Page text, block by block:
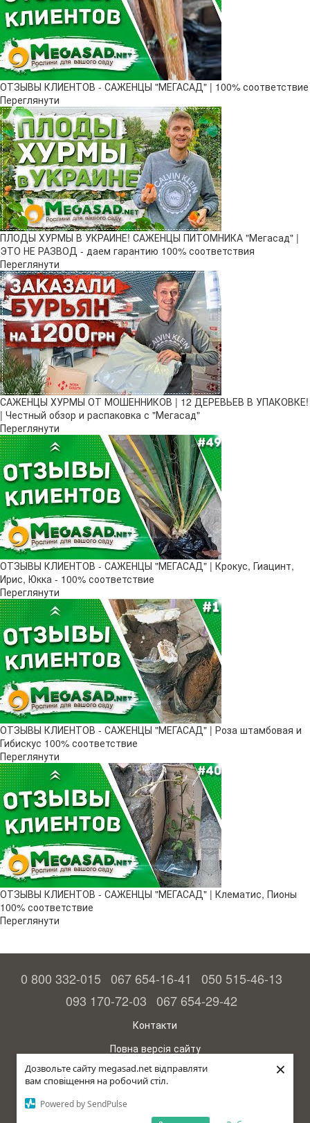
Дозвольте сайту megasad.net відправляти
вам сповіщення на робочий стіл.
Powered by SendPulse
×
ОТЗЫВЫ КЛИЕНТОВ - САЖЕНЦЫ "МЕГАСАД" | 100% соответствие
Переглянути
ПЛОДЫ ХУРМЫ В УКРАИНЕ! САЖЕНЦЫ ПИТОМНИКА "Мегасад" |
ЭТО НЕ РАЗВОД - даем гарантию 100% соответствия
Переглянути
САЖЕНЦЫ ХУРМЫ ОТ МОШЕННИКОВ | 12 ДЕРЕВЬЕВ В УПАКОВКЕ!
| Честный обзор и распаковка с "Мегасад"
Переглянути
ОТЗЫВЫ КЛИЕНТОВ - САЖЕНЦЫ "МЕГАСАД" | Крокус, Гиацинт,
Ирис, Юкка - 100% соответствие
Переглянути
ОТЗЫВЫ КЛИЕНТОВ - САЖЕНЦЫ "МЕГАСАД" | Роза штамбовая и
Гибискус 100% соответствие
Переглянути
ОТЗЫВЫ КЛИЕНТОВ - САЖЕНЦЫ "МЕГАСАД" | Клематис, Пионы
100% соответствие
Переглянути
0 800 332-015 067 654-16-41
050 515-46-13
093 170-72-03 067 654-29-42
Контакти
Повна версія сайту
© 2015—2026
Megasad – гарантія високого врожаю
рус (країна-терорист)